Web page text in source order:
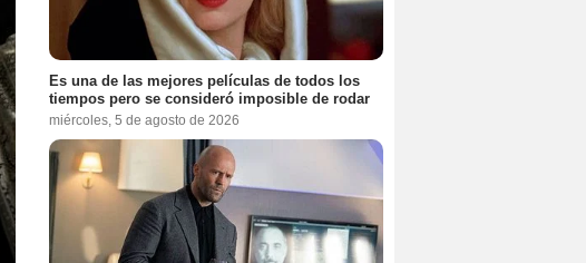
Es una de las mejores películas de todos los
tiempos pero se consideró imposible de rodar
miércoles, 5 de agosto de 2026